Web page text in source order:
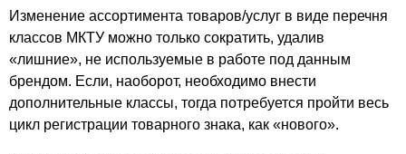
Изменение ассортимента товаров/услуг в виде перечня
классов МКТУ можно только сократить, удалив
«лишние», не используемые в работе под данным
брендом. Если, наоборот, необходимо внести
дополнительные классы, тогда потребуется пройти весь
цикл регистрации товарного знака, как «нового».